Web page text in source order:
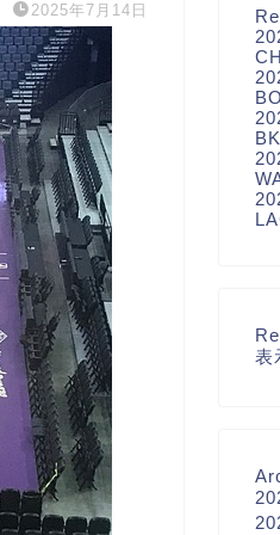
2025年7月14日
表